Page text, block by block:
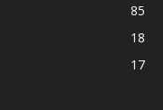
85
18
17